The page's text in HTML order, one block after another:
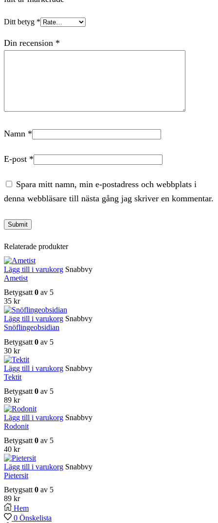
Ditt betyg *
Din recension *
Namn *
E-post *
Spara mitt namn, min e-postadress och webbplats i
denna webbläsare till nästa gång jag skriver en kommentar.
Relaterade produkter
Lägg till i varukorg Snabbvy
Ametist
Betygsatt 0 av 5
35 kr
Lägg till i varukorg Snabbvy
Snöflingeobsidian
Betygsatt 0 av 5
30 kr
Lägg till i varukorg Snabbvy
Tektit
Betygsatt 0 av 5
89 kr
Lägg till i varukorg Snabbvy
Rodonit
Betygsatt 0 av 5
40 kr
Lägg till i varukorg Snabbvy
Pietersit
Betygsatt 0 av 5
89 kr
Hem
0 Önskelista